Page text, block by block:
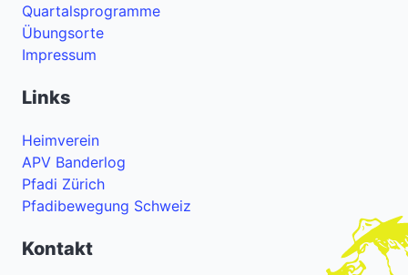
Quartalsprogramme
Übungsorte
Impressum
Links
Heimverein
APV Banderlog
Pfadi Zürich
Pfadibewegung Schweiz
Kontakt